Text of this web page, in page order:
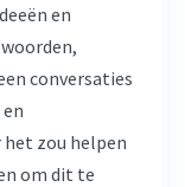
en
conversaties
zou helpen
om dit te